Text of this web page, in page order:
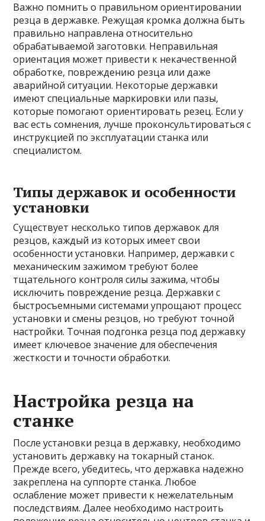
Важно помнить о правильном ориентировании
резца в державке. Режущая кромка должна быть
правильно направлена относительно
обрабатываемой заготовки. Неправильная
ориентация может привести к некачественной
обработке, повреждению резца или даже
аварийной ситуации. Некоторые державки
имеют специальные маркировки или пазы,
которые помогают ориентировать резец. Если у
вас есть сомнения, лучше проконсультироваться с
инструкцией по эксплуатации станка или
специалистом.
Типы державок и особенности
установки
Существует несколько типов державок для
резцов, каждый из которых имеет свои
особенности установки. Например, державки с
механическим зажимом требуют более
тщательного контроля силы зажима, чтобы
исключить повреждение резца. Державки с
быстросъемными системами упрощают процесс
установки и смены резцов, но требуют точной
настройки. Точная подгонка резца под державку
имеет ключевое значение для обеспечения
жесткости и точности обработки.
Настройка резца на
станке
После установки резца в державку, необходимо
установить державку на токарный станок.
Прежде всего, убедитесь, что державка надежно
закреплена на суппорте станка. Любое
ослабление может привести к нежелательным
последствиям. Далее необходимо настроить